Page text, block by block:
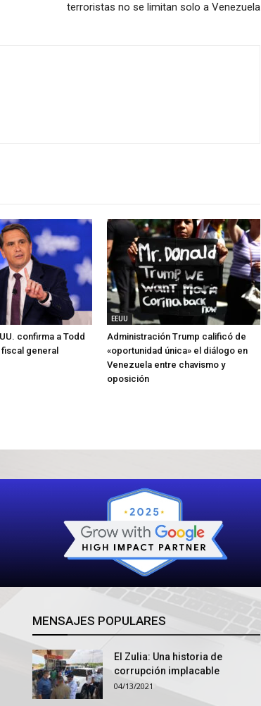
terroristas no se limitan solo a Venezuela
confirma a Todd
general
EEUU
Administración Trump calificó de
«oportunidad única» el diálogo en
Venezuela entre chavismo y
oposición
MENSAJES POPULARES
El Zulia: Una historia de
corrupción implacable
04/13/2021